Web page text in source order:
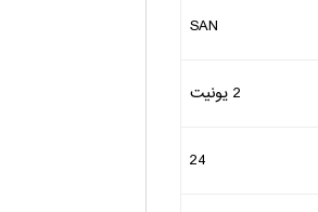
SAN
2 یونیت
24